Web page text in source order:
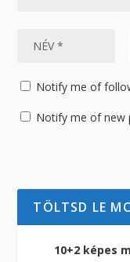
Notify me of
Notify me of new
TÖLTSD LE
10+2 képes